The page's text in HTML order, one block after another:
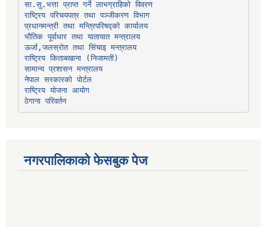
सा.सु.भत्ता प्राप्त गर्ने लाभग्राहिको विवरण
राष्ट्रिय परिचयपत्र तथा पञ्‍जीकरण विभाग
प्रधानमन्त्री तथा मन्त्रिपरिषद्को कार्यालय
भौतिक पूर्वाधार तथा यातायात मन्त्रालय
ऊर्जा,जलस्रोत तथा सिंचाइ मन्त्रालय
सामान्य प्रशासन मन्त्रालय
नेपाल सरकारको पोर्टल
राष्ट्रिय योजना आयोग
ठेगाना परिवर्तन
नगरपालिकाको फेसबुक पेज